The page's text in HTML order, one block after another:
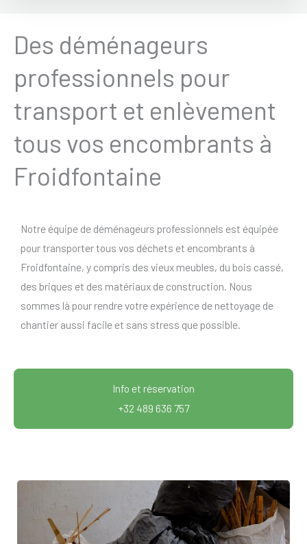
Des déménageurs
professionnels pour
transport et enlèvement
tous vos encombrants à
Froidfontaine
Notre équipe de déménageurs professionnels est équipée
pour transporter tous vos déchets et encombrants à
Froidfontaine, y compris des vieux meubles, du bois cassé,
des briques et des matériaux de construction. Nous
sommes là pour rendre votre expérience de nettoyage de
chantier aussi facile et sans stress que possible.
Info et réservation
+32 489 636 757